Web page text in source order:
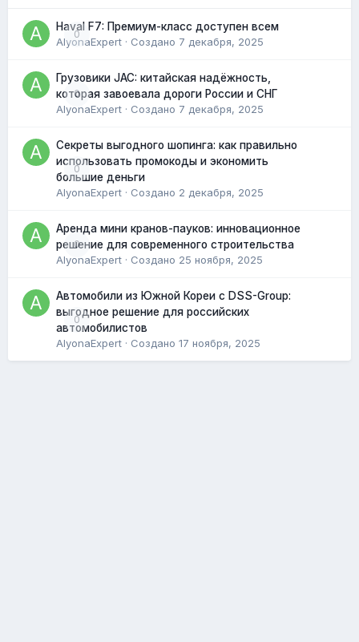
0
Haval F7: Премиум-класс доступен всем
AlyonaExpert · Создано 7 декабря, 2025
0
Грузовики JAC: китайская надёжность,
которая завоевала дороги России и СНГ
AlyonaExpert · Создано 7 декабря, 2025
0
Секреты выгодного шопинга: как правильно
использовать промокоды и экономить
большие деньги
AlyonaExpert · Создано 2 декабря, 2025
0
Аренда мини кранов-пауков: инновационное
решение для современного строительства
AlyonaExpert · Создано 25 ноября, 2025
0
Автомобили из Южной Кореи с DSS-Group:
выгодное решение для российских
автомобилистов
AlyonaExpert · Создано 17 ноября, 2025